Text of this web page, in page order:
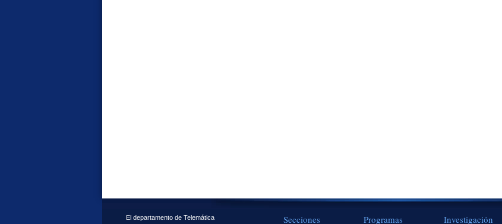
El departamento de Telemática
Secciones Programas Investigación